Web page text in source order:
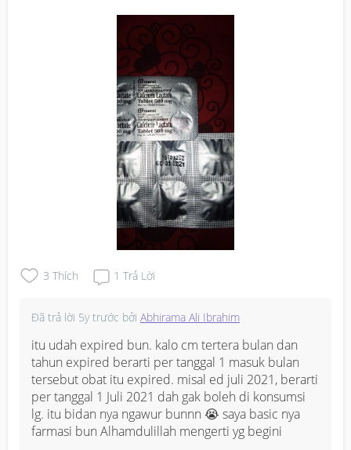
3 Thích 1 Trả Lời
Đã trả lời 5y trước bởi Abhirama Ali Ibrahim
itu udah expired bun. kalo cm tertera bulan dan
tahun expired berarti per tanggal 1 masuk bulan
tersebut obat itu expired. misal ed juli 2021, berarti
per tanggal 1 Juli 2021 dah gak boleh di konsumsi
lg. itu bidan nya ngawur bunnn 😭 saya basic nya
farmasi bun Alhamdulillah mengerti yg begini